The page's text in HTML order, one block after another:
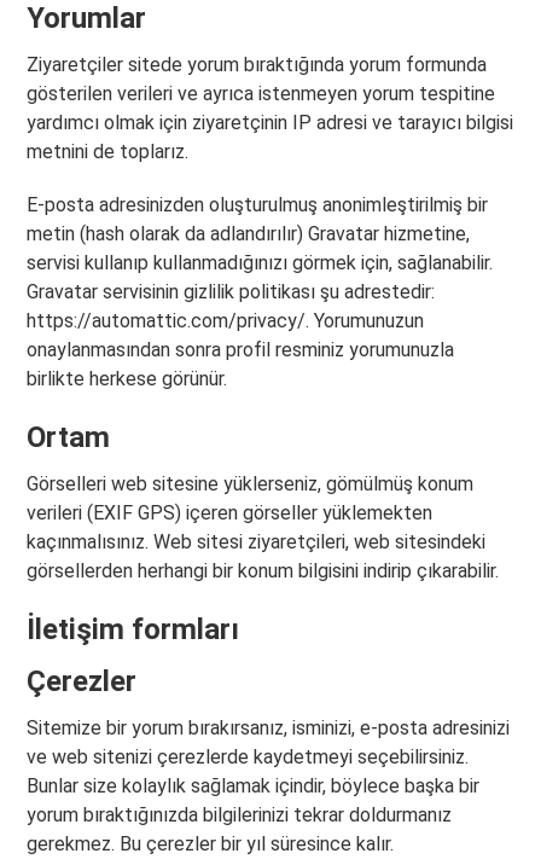
Yorumlar
Ziyaretçiler sitede yorum bıraktığında yorum formunda
gösterilen verileri ve ayrıca istenmeyen yorum tespitine
yardımcı olmak için ziyaretçinin IP adresi ve tarayıcı bilgisi
metnini de toplarız.
E-posta adresinizden oluşturulmuş anonimleştirilmiş bir
metin (hash olarak da adlandırılır) Gravatar hizmetine,
servisi kullanıp kullanmadığınızı görmek için, sağlanabilir.
Gravatar servisinin gizlilik politikası şu adrestedir:
https://automattic.com/privacy/. Yorumunuzun
onaylanmasından sonra profil resminiz yorumunuzla
birlikte herkese görünür.
Ortam
Görselleri web sitesine yüklerseniz, gömülmüş konum
verileri (EXIF GPS) içeren görseller yüklemekten
kaçınmalısınız. Web sitesi ziyaretçileri, web sitesindeki
görsellerden herhangi bir konum bilgisini indirip çıkarabilir.
İletişim formları
Çerezler
Sitemize bir yorum bırakırsanız, isminizi, e-posta adresinizi
ve web sitenizi çerezlerde kaydetmeyi seçebilirsiniz.
Bunlar size kolaylık sağlamak içindir, böylece başka bir
yorum bıraktığınızda bilgilerinizi tekrar doldurmanız
gerekmez. Bu çerezler bir yıl süresince kalır.